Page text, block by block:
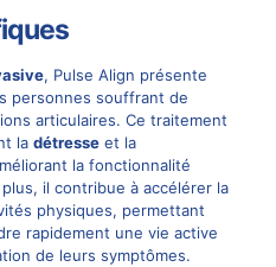
, Pulse Align présente
personnes souffrant de
articulaires. Ce traitement
la détresseet la
la fonctionnalité
il contribue à accélérer la
physiques, permettant
rapidement une vie active
de leurs symptômes.